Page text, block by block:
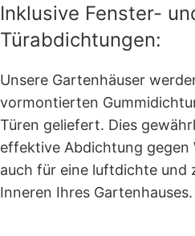
Inklusive Fenster-
Türabdichtungen:
Unsere Gartenhäuser
vormontierten
Türen geliefert. Dies
effektive Abdichtung gegen
auch für eine luftdichte und
Inneren Ihres Gartenhauses.